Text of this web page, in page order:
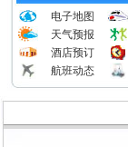
电子地图
天气预报
酒店预订
航班动态